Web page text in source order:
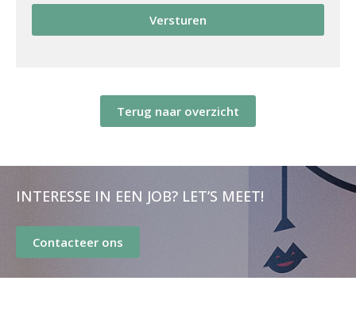
Versturen
Terug naar overzicht
INTERESSE IN EEN JOB? LET’S MEET!
Contacteer ons